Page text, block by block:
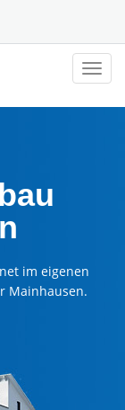
im eigenen
Mainhausen.